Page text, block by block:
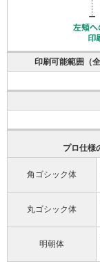
印刷可能範囲（
プロ仕様
角ゴシック体
丸ゴシック体
明朝体